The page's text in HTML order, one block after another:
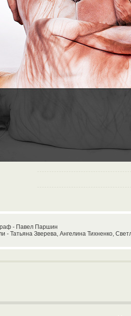
- Павел Паршин
- Татьяна Зверева, Ангелина Тихненко,